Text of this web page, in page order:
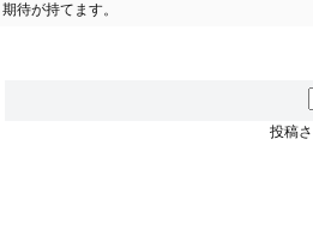
期待が持てます。
投稿